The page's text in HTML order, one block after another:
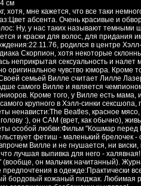
см
хотя, мне кажется, что все таки
абсента. Очень красивые и
Ну, у нас таких называют
и краски для волос, для придания
родился в центре
Скорпион, хотя некоторые
неприкрытая сексуальность и
оригинальное чувство юмора. Кроме
семьей Вилле считает Лилле
самого Вилле и является
Кроме того, у Вилле есть мама,
крупного в Хэлл-синки
ненависти:The Beatles, красное
голову :), он САМ (врет, как обычно),
особой любви:Фильм "Кошмар перед
фетиш - маленький брелочек
Вилле и не гнушается, ни
что лучшая выпивка для него -
(вообще, он мальчик начитанный).
в одежде:Практически
бордовый кожаный пиджак. Любимая